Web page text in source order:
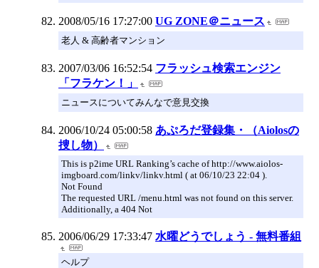
2008/05/16 17:27:00 UG ZONE＠ニュース
老人 & 高齢者マンション
2007/03/06 16:52:54 フラッシュ検索エンジン
「フラケン！」
ニュースについてみんなで意見交換
2006/10/24 05:00:58 あぷろだ登録集・（Aiolosの
捜し物）
This is p2ime URL Ranking’s cache of http://www.aiolos-
imgboard.com/linkv/linkv.html ( at 06/10/23 22:04 ).
Not Found
The requested URL /menu.html was not found on this server.
Additionally, a 404 Not
2006/06/29 17:33:47 水曜どうでしょう - 無料番組
ヘルプ